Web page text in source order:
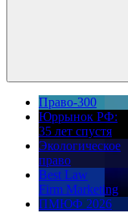
Право-300
Юррынок РФ:
35 лет спустя
Экологическое
право
Best Law
Firm Marketing
ПМЮФ 2026